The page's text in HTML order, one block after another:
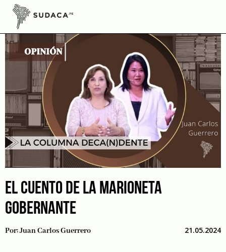
Skip
content
EL CUENTO DE LA MARIONETA
GOBERNANTE
Por:Juan Carlos Guerrero 21.05.2024